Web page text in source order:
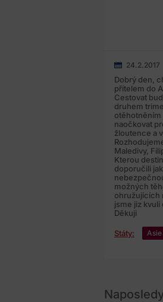
24.2.2017
Dobrý den,
přítelem do
Cestovat
druhem
otěhotněním
naočkovat
žloutence a
Maledivy,
Kterou
doporučili
možných
ohružujících
jsme jiz
Děkuji
Státy: Asie